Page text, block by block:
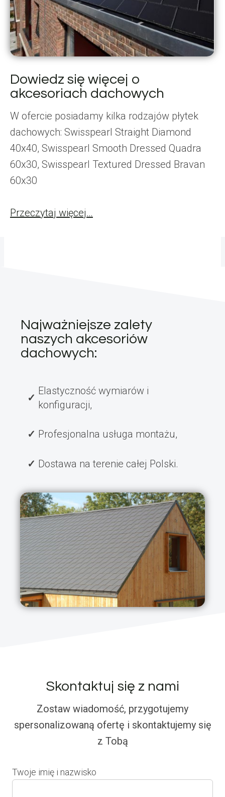
Dowiedz się więcej o
akcesoriach dachowych
W ofercie posiadamy kilka rodzajów płytek
dachowych: Swisspearl Straight Diamond
40x40, Swisspearl Smooth Dressed Quadra
60x30, Swisspearl Textured Dressed Bravan
60x30
Przeczytaj więcej…
Najważniejsze zalety
naszych akcesoriów
dachowych:
Elastyczność wymiarów i
konfiguracji,
Profesjonalna usługa montażu,
Dostawa na terenie całej Polski.
Skontaktuj się z nami
Zostaw wiadomość, przygotujemy
spersonalizowaną ofertę i skontaktujemy się
z Tobą
Twoje imię i nazwisko